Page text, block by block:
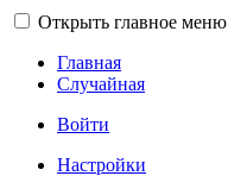
Открыть главное меню
Главная
Случайная
Войти
Настройки